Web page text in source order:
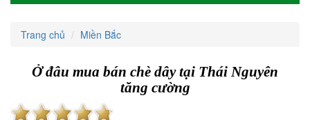
Trang chủ Miền Bắc
Ở đâu mua bán chè dây tại Thái Nguyên
tăng cường